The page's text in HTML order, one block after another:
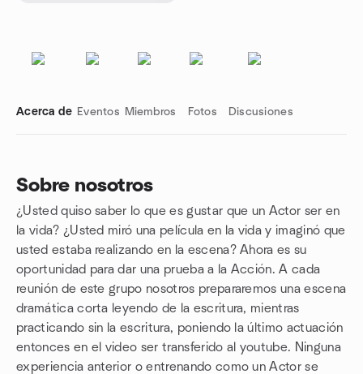
Acerca de Eventos Miembros Fotos Discusiones
Sobre nosotros
¿Usted quiso saber lo que es gustar que un Actor ser en
la vida? ¿Usted miró una película en la vida y imaginó que
usted estaba realizando en la escena? Ahora es su
oportunidad para dar una prueba a la Acción. A cada
reunión de este grupo nosotros prepararemos una escena
dramática corta leyendo de la escritura, mientras
practicando sin la escritura, poniendo la último actuación
entonces en el video ser transferido al youtube. Ninguna
experiencia anterior o entrenando como un Actor se
Enlaces de grupo